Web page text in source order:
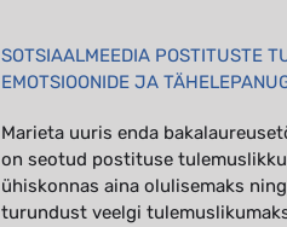
SOTSIAALMEEDIA POSTITUSTE
EMOTSIOONIDE JA
Marieta uuris enda
on seotud postituse
ühiskonnas aina olulisemaks
turundust veelgi